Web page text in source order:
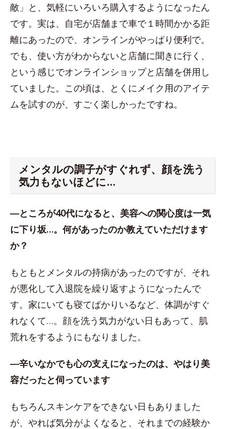
敵」と、気軽にいろいろ購入するようになったん
です。実は、自宅が店舗まで車で１時間かかる距
離にあったので、オンラインがやっぱり便利で。
でも、使い方がわからないと店舗に聞きに行く、
という感じでオンラインショップと店舗を併用し
ていました。この頃は、とくにメイク用のアイテ
ムを試すのが、すごく楽しかったですね。
メンタルの調子がすぐれず、顔を洗う
気力もないほどに…
―ところが40代になると、美容への関心度は一気
に下り坂…。何があったのか教えていただけます
か？
もともとメンタルの持病があったのですが、それ
が悪化して入退院を繰り返すようになったんで
す。家にいても寝てばかりいるなど、体調がすぐ
れなくて…。顔を洗う気力がない日もあって、肌
荒れをするようにもなりました。
―辛いなかでも心の支えになったのは、やはり美
容だったと伺っています
もちろんスキンケアをできない日もありました
が、やれば気分がよくなると、それまでの経験か